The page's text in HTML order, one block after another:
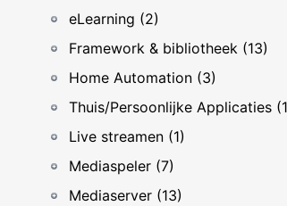
eLearning (2)
Framework & bibliotheek (13)
Home Automation (3)
Thuis/Persoonlijke Applicaties
Live streamen (1)
Mediaspeler (7)
Mediaserver (13)